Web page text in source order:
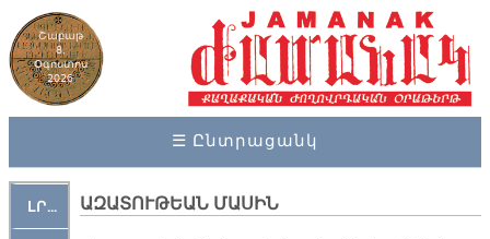
Շաբաթ
8,
Օգոստոս
2026
☰ Ընտրացանկ
ԼՐԱՀՈՍ ԱԶԱՏՈՒԹԵԱՆ ՄԱՍԻՆ